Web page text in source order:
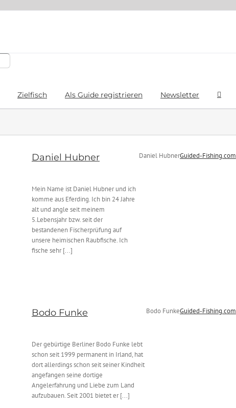
Zielfisch Als Guide registrieren Newsletter
Daniel Hubner
Mein Name ist Daniel Hubner und ich
komme aus Eferding. Ich bin 24 Jahre
alt und angle seit meinem
5.Lebensjahr bzw. seit der
bestandenen Fischerprüfung auf
unsere heimischen Raubfische. Ich
fische sehr [...]
Daniel HubnerGuided-Fishing.com
Bodo Funke
Der gebürtige Berliner Bodo Funke lebt
schon seit 1999 permanent in Irland, hat
dort allerdings schon seit seiner Kindheit
angefangen seine dortige
Angelerfahrung und Liebe zum Land
aufzubauen. Seit 2001 bietet er [...]
Bodo FunkeGuided-Fishing.com